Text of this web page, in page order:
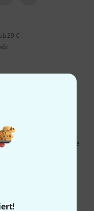
29 €
und
für ein
allem für die Bühne
im Unterschied zu
und sind
Stage-Piano kann
nicht nur nahezu